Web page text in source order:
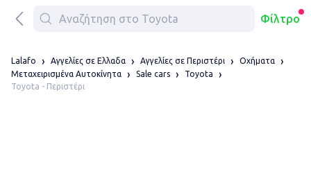
Φίλτρο
Lalafo Αγγελίες σε Ελλαδα Αγγελίες σε Περιστέρι
Οχήματα
Μεταχειρισμένα Αυτοκίνητα
Sale cars
Toyota
Toyota - Περιστέρι